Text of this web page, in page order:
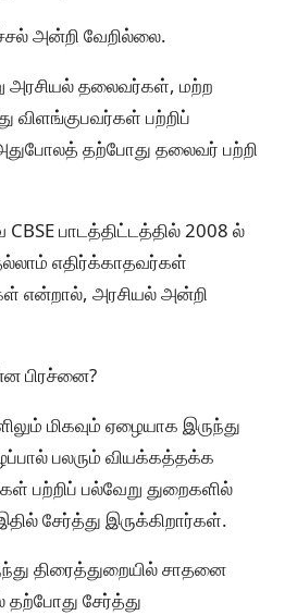
அன்றி வேறில்லை.
அரசியல் தலைவர்கள், மற்ற
விளங்குபவர்கள் பற்றிப்
தற்போது தலைவர் பற்றி
பாடத்திட்டத்தில் 2008 ல்
எதிர்க்காதவர்கள்
என்றால், அரசியல் அன்றி
பிரச்னை?
மிகவும் ஏழையாக இருந்து
பலரும் வியக்கத்தக்க
பற்றிப் பல்வேறு துறைகளில்
சேர்த்து இருக்கிறார்கள்.
திரைத்துறையில் சாதனை
சேர்த்து